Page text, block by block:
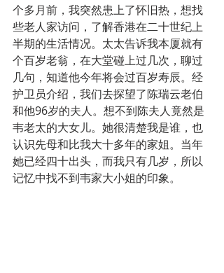
个多月前，我突然患上了怀旧热，想找
些老人家访问，了解香港在二十世纪上
半期的生活情况。太太告诉我本厦就有
个百岁老翁，在大堂碰上过几次，聊过
几句，知道他今年将会过百岁寿辰。经
护卫员介绍，我们去探望了陈瑞云老伯
和他96岁的夫人。想不到陈夫人竟然是
韦老太的大女儿。她很清楚我是谁，也
认识先母和比我大十多年的家姐。当年
她已经四十出头，而我只有几岁，所以
记忆中找不到韦家大小姐的印象。